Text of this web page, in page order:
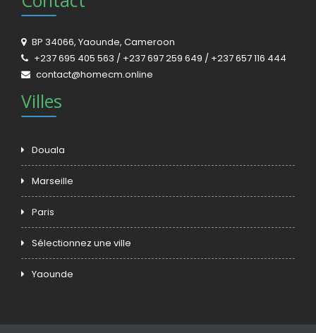
BP 34066, Yaounde, Cameroon
+237 695 405 563 / +237 697 259 649 / +237 657 116 444
contact@homecm.online
Villes
Douala
Marseille
Paris
Sélectionnez une ville
Yaounde